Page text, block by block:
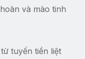
và mào tinh
tuyến tiền liệt